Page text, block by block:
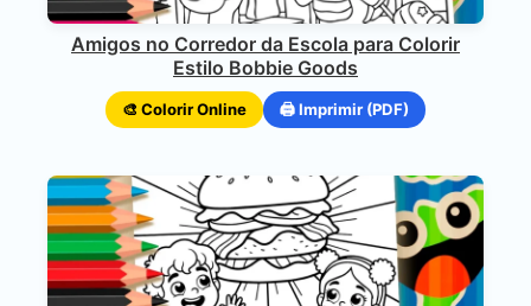
Amigos no Corredor da Escola para Colorir
Estilo Bobbie Goods
🎨 Colorir Online 🖨️ Imprimir (PDF)